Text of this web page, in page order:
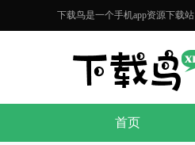
下载鸟是一个手机app资源下载站
首页